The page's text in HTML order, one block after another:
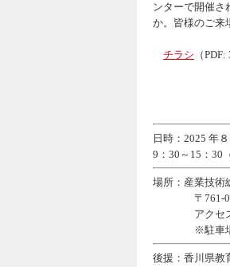
ンターで開催さ
か。皆様のご来
チラシ （
日時：2025 年
9：30～15：30
場所：産業技術
〒761-0395
アクセス
※駐車場は混
後援：香川県教